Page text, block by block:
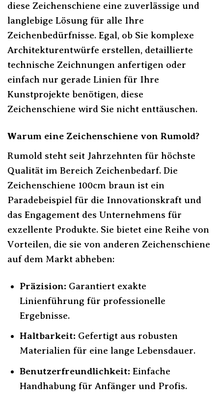
diese Zeichenschiene eine zuverlässige und
langlebige Lösung für alle Ihre
Zeichenbedürfnisse. Egal, ob Sie komplexe
Architekturentwürfe erstellen, detaillierte
technische Zeichnungen anfertigen oder
einfach nur gerade Linien für Ihre
Kunstprojekte benötigen, diese
Zeichenschiene wird Sie nicht enttäuschen.
Warum eine Zeichenschiene von Rumold?
Rumold steht seit Jahrzehnten für höchste
Qualität im Bereich Zeichenbedarf. Die
Zeichenschiene 100cm braun ist ein
Paradebeispiel für die Innovationskraft und
das Engagement des Unternehmens für
exzellente Produkte. Sie bietet eine Reihe von
Vorteilen, die sie von anderen Zeichenschiene
auf dem Markt abheben:
Präzision: Garantiert exakte
Linienführung für professionelle
Ergebnisse.
Haltbarkeit: Gefertigt aus robusten
Materialien für eine lange Lebensdauer.
Benutzerfreundlichkeit: Einfache
Handhabung für Anfänger und Profis.